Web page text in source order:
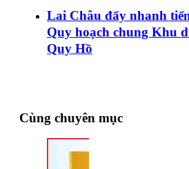
Lai Châu đẩy nhanh
Quy hoạch chung Khu
Quy Hồ
Cùng chuyên mục